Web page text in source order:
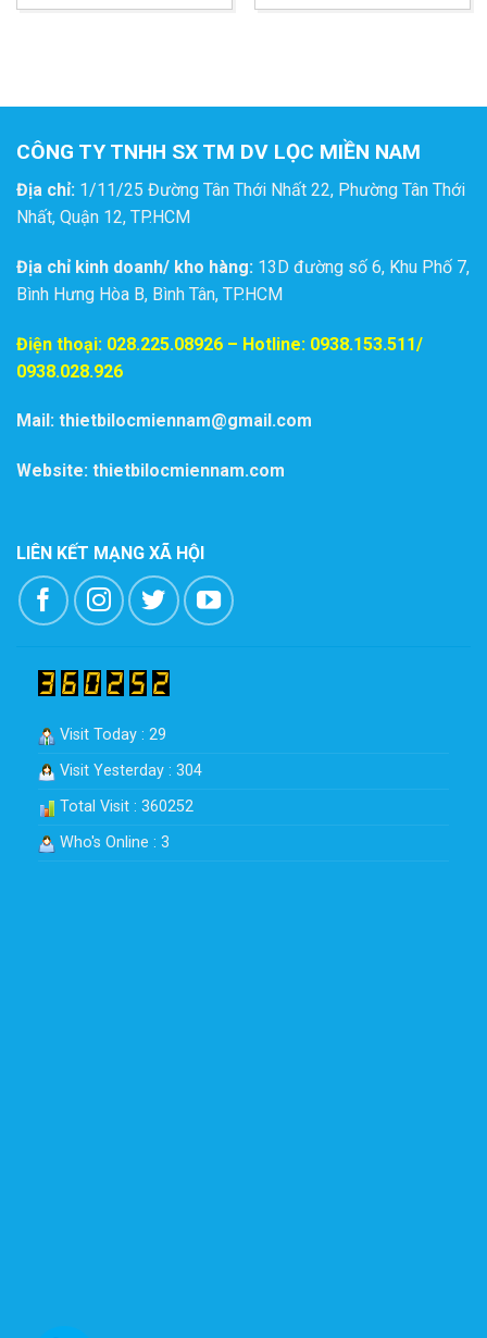
ĐÌNH
34
CÔNG TY TNHH SX TM DV LỌC MIỀN NAM
Địa chỉ: 1/11/25 Đường Tân Thới Nhất 22, Phường Tân Thới
Nhất, Quận 12, TP.HCM
Địa chỉ kinh doanh/ kho hàng: 13D đường số 6, Khu Phố 7,
Bình Hưng Hòa B, Bình Tân, TP.HCM
Điện thoại: 028.225.08926 – Hotline: 0938.153.511/
0938.028.926
Mail: thietbilocmiennam@gmail.com
Website: thietbilocmiennam.com
LIÊN KẾT MẠNG XÃ HỘI
Visit Today : 29
Visit Yesterday : 304
Total Visit : 360252
Who's Online : 3